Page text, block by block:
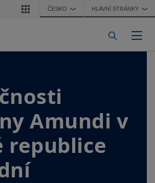
ČESKO ❯ HLAVNÍ STRÁNKY ❯
Amundi v
republice